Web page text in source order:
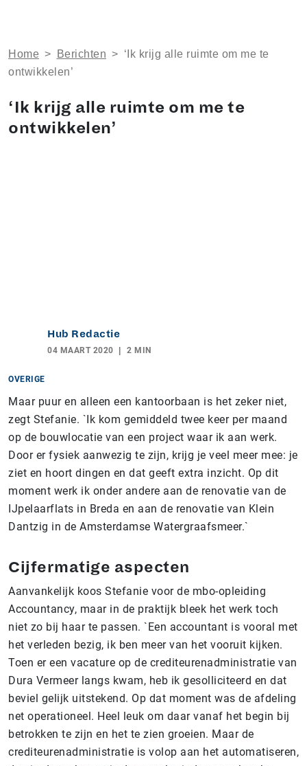
Home > Berichten > ‘Ik krijg alle ruimte om me te
ontwikkelen’
‘Ik krijg alle ruimte om me te
ontwikkelen’
Hub Redactie
04 MAART 2020 2 MIN
OVERIGE
Maar puur en alleen een kantoorbaan is het zeker niet,
zegt Stefanie. `Ik kom gemiddeld twee keer per maand
op de bouwlocatie van een project waar ik aan werk.
Door er fysiek aanwezig te zijn, krijg je veel meer mee: je
ziet en hoort dingen en dat geeft extra inzicht. Op dit
moment werk ik onder andere aan de renovatie van de
IJpelaarflats in Breda en aan de renovatie van Klein
Dantzig in de Amsterdamse Watergraafsmeer.`
Cijfermatige aspecten
Aanvankelijk koos Stefanie voor de mbo-opleiding
Accountancy, maar in de praktijk bleek het werk toch
niet zo bij haar te passen. `Een accountant is vooral met
het verleden bezig, ik ben meer van het vooruit kijken.
Toen er een vacature op de crediteurenadministratie van
Dura Vermeer langs kwam, heb ik gesolliciteerd en dat
beviel gelijk uitstekend. Op dat moment was de afdeling
net operationeel. Heel leuk om daar vanaf het begin bij
betrokken te zijn en het te zien groeien. Maar de
crediteurenadministratie is volop aan het automatiseren,